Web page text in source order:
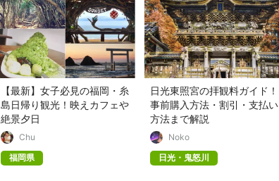
【最新】女子必見の福岡・糸
島日帰り観光！映えカフェや
絶景夕日
Chu
福岡県
日光東照宮の拝観料ガイド！
事前購入方法・割引・支払い
方法まで解説
Noko
日光・鬼怒川